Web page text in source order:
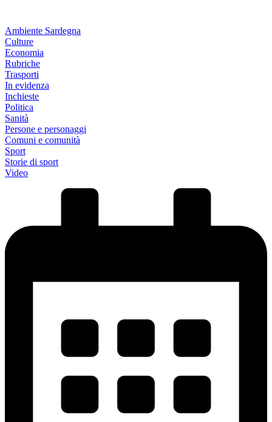
Ambiente Sardegna
Culture
Economia
Rubriche
Trasporti
In evidenza
Inchieste
Politica
Sanità
Persone e personaggi
Comuni e comunità
Sport
Storie di sport
Video